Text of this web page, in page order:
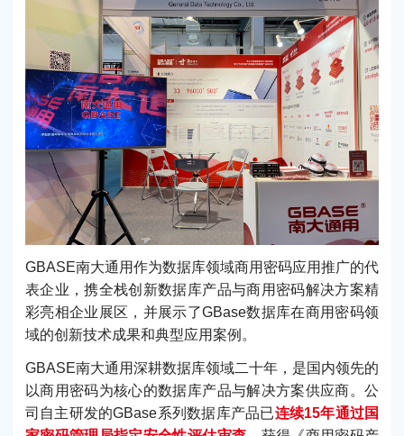
GBASE南大通用作为数据库领域商用密码应用推广的代
表企业，携全栈创新数据库产品与商用密码解决方案精
彩亮相企业展区，并展示了GBase数据库在商用密码领
域的创新技术成果和典型应用案例。
GBASE南大通用深耕数据库领域二十年，是国内领先的
以商用密码为核心的数据库产品与解决方案供应商。公
司自主研发的GBase系列数据库产品已连续15年通过国